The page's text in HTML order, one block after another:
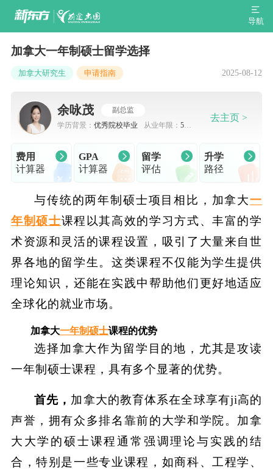
导航
加拿大一年制硕士留学选择
加拿大研究生 申请指南 2025-08-12
余咏茂
副总监
学历背景： 优秀院校毕业 从业年限： 5-7
去主页 >
费用
计算器
GPA
计算器
留学
评估
升学
路径
与传统的两年制硕士项目相比，加拿大一
年制硕士课程以其高效的学习方式、丰富的学
术资源和灵活的课程设置，吸引了大量来自世
界各地的留学生。这类课程不仅能为学生提供
理论知识，还能在实践中帮助他们更好地适应
全球化的就业市场。
加拿大一年制硕士课程的优势
选择加拿大作为留学目的地，尤其是攻读
一年制硕士课程，具有多个显著的优势。
首先， 加拿大的教育体系在全球享有ji高的
声誉，拥有众多排名靠前的大学和学院。加拿
大大学的硕士课程通常强调理论与实践的结
合，特别是一些专业课程，如商科、工程学、